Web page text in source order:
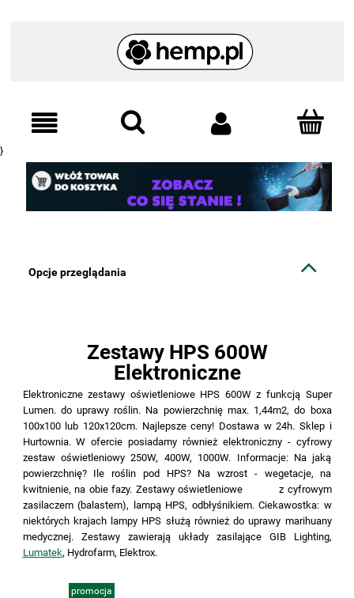
}
Opcje przeglądania
Zestawy HPS 600W
Elektroniczne
Elektroniczne zestawy oświetleniowe HPS 600W z funkcją Super
Lumen. do uprawy roślin. Na powierzchnię max. 1,44m2, do boxa
100x100 lub 120x120cm. Najlepsze ceny! Dostawa w 24h. Sklep i
Hurtownia. W ofercie posiadamy również elektroniczny - cyfrowy
zestaw oświetleniowy 250W, 400W, 1000W. Informacje: Na jaką
powierzchnię? Ile roślin pod HPS? Na wzrost - wegetacje, na
kwitnienie, na obie fazy. Zestawy oświetleniowe z cyfrowym
zasilaczem (balastem), lampą HPS, odbłyśnikiem. Ciekawostka: w
niektórych krajach lampy HPS służą również do uprawy marihuany
medycznej. Zestawy zawierają układy zasilające GIB Lighting,
Lumatek, Hydrofarm, Elektrox.
promocja